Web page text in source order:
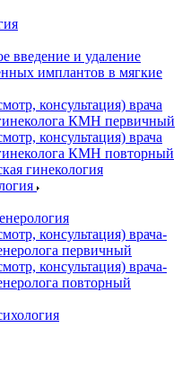
введение и удаление
имплантов в мягкие
консультация) врача
КМН первичный
консультация) врача
КМН повторный
гинекология
консультация) врача-
первичный
консультация) врача-
повторный